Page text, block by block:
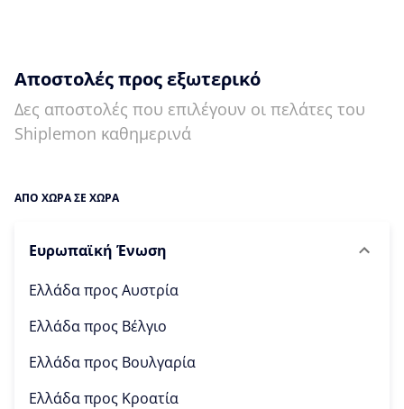
Αποστολές προς εξωτερικό
Δες αποστολές που επιλέγουν οι πελάτες του
Shiplemon καθημερινά
ΑΠΟ ΧΩΡΑ ΣΕ ΧΩΡΑ
Ευρωπαϊκή Ένωση
Ελλάδα προςΑυστρία
Ελλάδα προς Βέλγιο
Ελλάδα προς Βουλγαρία
Ελλάδα προς Κροατία